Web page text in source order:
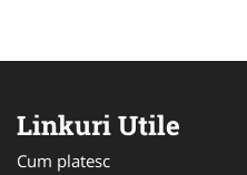
Linkuri Utile
Cum platesc